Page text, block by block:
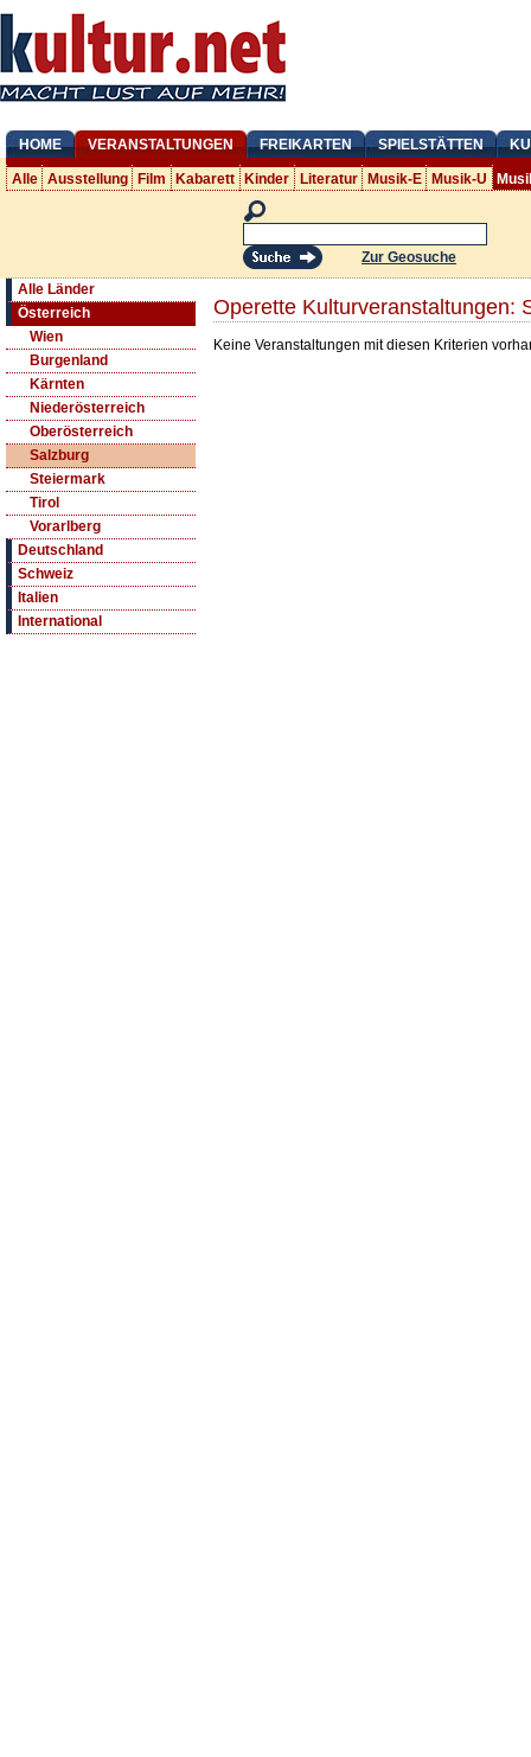
HOME VERANSTALTUNGEN FREIKARTEN SPIELSTÄTTEN
Alle Ausstellung Film Kabarett Kinder Literatur Musik-E Musik-U
Zur Geosuche
Alle Länder
Österreich
Wien
Burgenland
Kärnten
Niederösterreich
Oberösterreich
Salzburg
Steiermark
Tirol
Vorarlberg
Deutschland
Schweiz
Italien
International
Operette Kulturveranstaltungen:
Keine Veranstaltungen mit diesen Kriterien